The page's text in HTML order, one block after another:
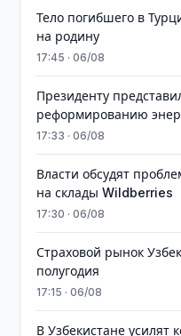
Тело погибшего в
на родину
17:45 · 06/08
Президенту
реформированию
17:33 · 06/08
Власти обсудят
на склады Wildberries
17:30 · 06/08
Страховой рынок
полугодия
17:15 · 06/08
В Узбекистане усилят